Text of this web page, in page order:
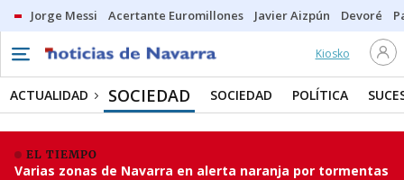
Jorge Messi Acertante Euromillones Javier Aizpún Devoré
Kiosko
ACTUALIDAD SOCIEDAD SOCIEDAD POLÍTICA
EL TIEMPO
Varias zonas de Navarra en alerta naranja por tormentas